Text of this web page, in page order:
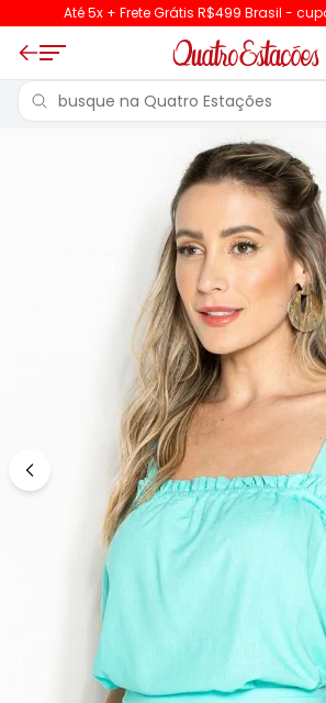
Até 5x + Frete Grátis R$499 Brasil -